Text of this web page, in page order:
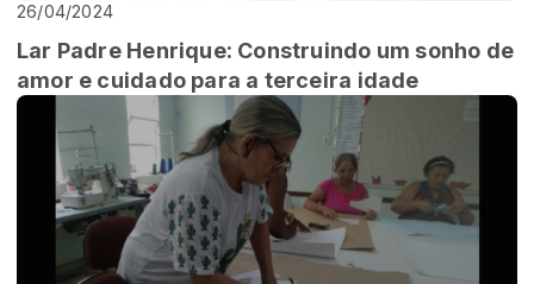
26/04/2024
Lar Padre Henrique: Construindo um sonho de
amor e cuidado para a terceira idade